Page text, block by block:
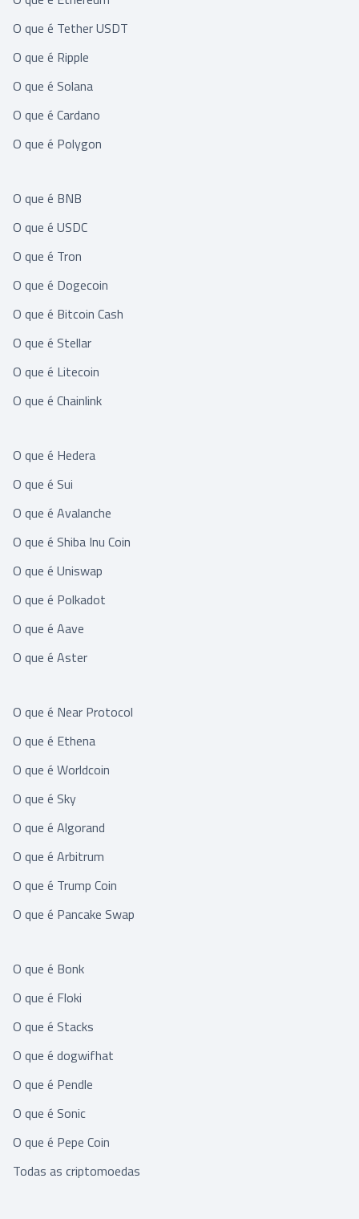
O que é Tether USDT
O que é Ripple
O que é Solana
O que é Cardano
O que é Polygon
O que é BNB
O que é USDC
O que é Tron
O que é Dogecoin
O que é Bitcoin Cash
O que é Stellar
O que é Litecoin
O que é Chainlink
O que é Hedera
O que é Sui
O que é Avalanche
O que é Shiba Inu Coin
O que é Uniswap
O que é Polkadot
O que é Aave
O que é Aster
O que é Near Protocol
O que é Ethena
O que é Worldcoin
O que é Sky
O que é Algorand
O que é Arbitrum
O que é Trump Coin
O que é Pancake Swap
O que é Bonk
O que é Floki
O que é Stacks
O que é dogwifhat
O que é Pendle
O que é Sonic
O que é Pepe Coin
Todas as criptomoedas